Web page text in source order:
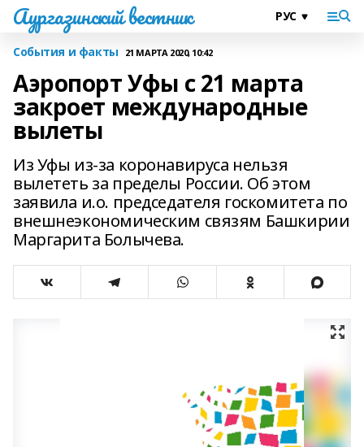
Аургазинский вестник
События и факты 21 МАРТА 2020, 10:42
Аэропорт Уфы с 21 марта
закроет международные
вылеты
Из Уфы из-за коронавируса нельзя
вылететь за пределы России. Об этом
заявила и.о. председателя госкомитета по
внешнеэкономическим связям Башкирии
Маргарита Болычева.